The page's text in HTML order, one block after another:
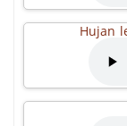
Hujan